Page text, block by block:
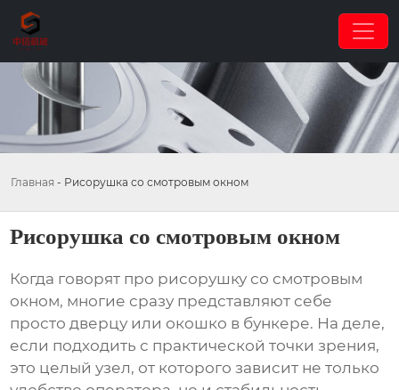
Главная - Рисорушка со смотровым окном
Рисорушка со смотровым окном
Когда говорят про рисорушку со смотровым
окном, многие сразу представляют себе
просто дверцу или окошко в бункере. На деле,
если подходить с практической точки зрения,
это целый узел, от которого зависит не только